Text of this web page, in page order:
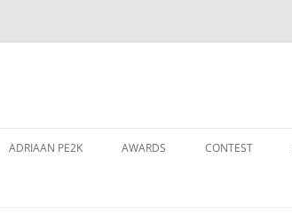
ADRIAAN PE2K AWARDS CONTEST